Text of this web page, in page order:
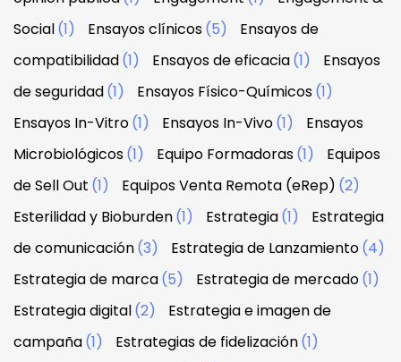
Social(1) Ensayos clínicos(5)
Ensayos de
compatibilidad(1) Ensayos de eficacia(1)
Ensayos
de seguridad(1) Ensayos Físico-Químicos(1)
Ensayos In-Vitro(1) Ensayos In-Vivo(1)
Ensayos
Microbiológicos(1) Equipo Formadoras(1)
Equipos
de Sell Out (1) Equipos Venta Remota (eRep) (2)
Esterilidad y Bioburden(1) Estrategia(1)
Estrategia
de comunicación(3) Estrategia de Lanzamiento(4)
Estrategia de marca(5) Estrategia de mercado(1)
Estrategia digital(2)
Estrategia e imagen de
campaña(1) Estrategias de fidelización(1)